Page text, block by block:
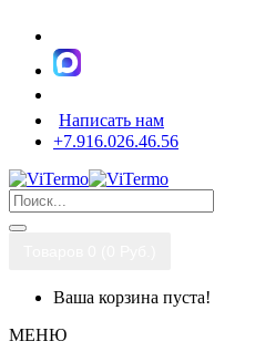
Написать нам
+7.916.026.46.56
Ваша корзина пуста!
МЕНЮ